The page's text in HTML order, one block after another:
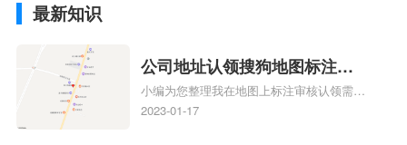
最新知识
公司地址认领搜狗地图标注多
久审核？公司地址认领地图标
注多久审核？
小编为您整理我在地图上标注审核认领需要
多久、我在地图上标注审核认领需要多久
2023-01-17